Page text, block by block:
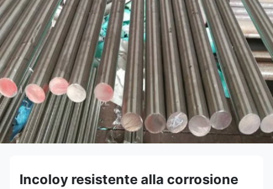
Incoloy resistente alla corrosione